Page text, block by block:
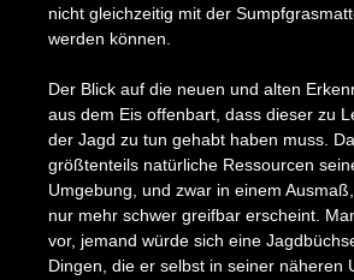
nicht gleichzeitig mit der
werden können.
Der Blick auf die neuen und alten
aus dem Eis offenbart, dass dieser zu
der Jagd zu tun gehabt haben muss.
größtenteils natürliche Ressourcen
Umgebung, und zwar in einem
nur mehr schwer greifbar erscheint.
vor, jemand würde sich eine
Dingen, die er selbst in seiner näheren